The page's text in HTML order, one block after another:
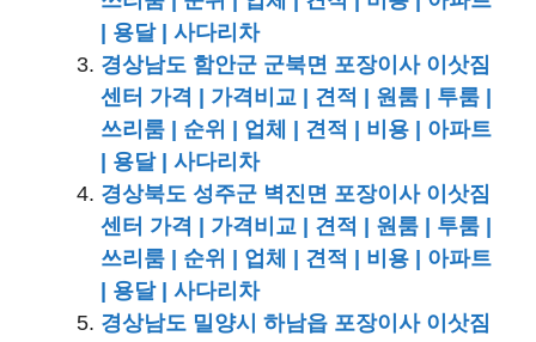
| 용달 | 사다리차
경상남도 함안군 군북면 포장이사 이삿짐
센터 가격 | 가격비교 | 견적 | 원룸 | 투룸 |
쓰리룸 | 순위 | 업체 | 견적 | 비용 | 아파트
| 용달 | 사다리차
경상북도 성주군 벽진면 포장이사 이삿짐
센터 가격 | 가격비교 | 견적 | 원룸 | 투룸 |
쓰리룸 | 순위 | 업체 | 견적 | 비용 | 아파트
| 용달 | 사다리차
경상남도 밀양시 하남읍 포장이사 이삿짐